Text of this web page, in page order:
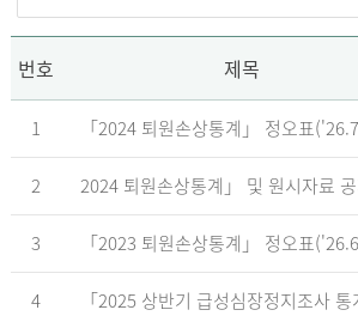
번호 제목
1
2 2024 퇴원손상통계」 및 원시자료
3
4